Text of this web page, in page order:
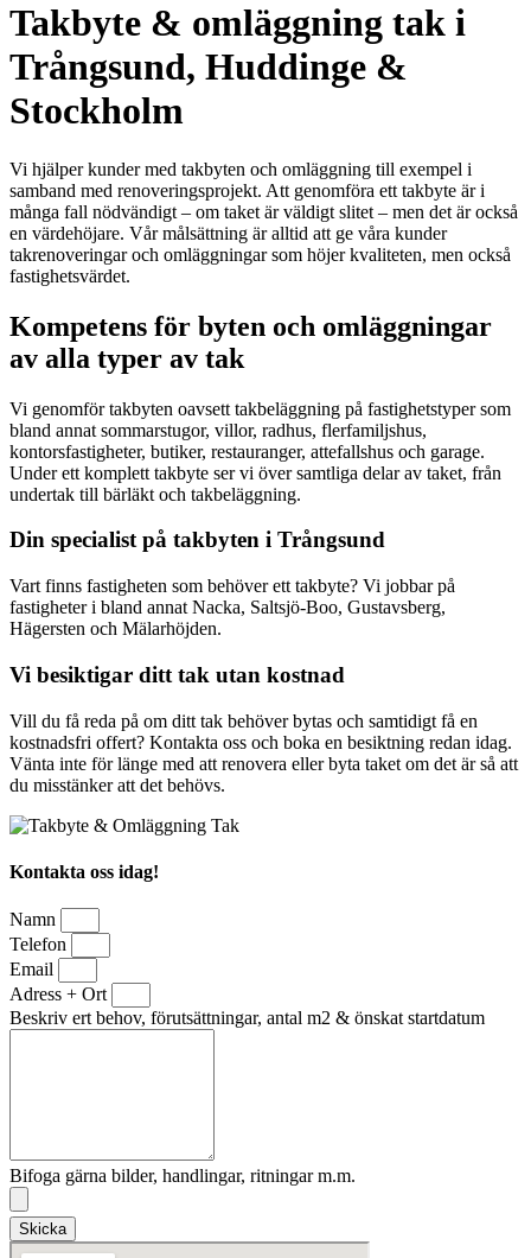
Takbyte & omläggning tak i
Trångsund, Huddinge &
Stockholm
Vi hjälper kunder med takbyten och omläggning till exempel i
samband med renoveringsprojekt. Att genomföra ett takbyte är i
många fall nödvändigt – om taket är väldigt slitet – men det är också
en värdehöjare. Vår målsättning är alltid att ge våra kunder
takrenoveringar och omläggningar som höjer kvaliteten, men också
fastighetsvärdet.
Kompetens för byten och omläggningar
av alla typer av tak
Vi genomför takbyten oavsett takbeläggning på fastighetstyper som
bland annat sommarstugor, villor, radhus, flerfamiljshus,
kontorsfastigheter, butiker, restauranger, attefallshus och garage.
Under ett komplett takbyte ser vi över samtliga delar av taket, från
undertak till bärläkt och takbeläggning.
Din specialist på takbyten i Trångsund
Vart finns fastigheten som behöver ett takbyte? Vi jobbar på
fastigheter i bland annat Nacka, Saltsjö-Boo, Gustavsberg,
Hägersten och Mälarhöjden.
Vi besiktigar ditt tak utan kostnad
Vill du få reda på om ditt tak behöver bytas och samtidigt få en
kostnadsfri offert? Kontakta oss och boka en besiktning redan idag.
Vänta inte för länge med att renovera eller byta taket om det är så att
du misstänker att det behövs.
Kontakta oss idag!
Namn
Telefon
Email
Adress + Ort
Beskriv ert behov, förutsättningar, antal m2 & önskat startdatum
Bifoga gärna bilder, handlingar, ritningar m.m.
Skicka